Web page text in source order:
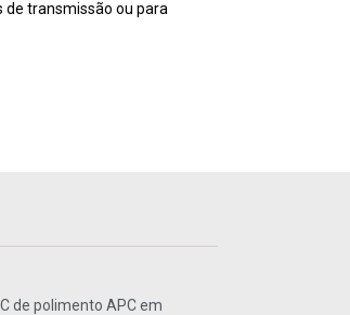
de transmissão ou para
de polimento APC em